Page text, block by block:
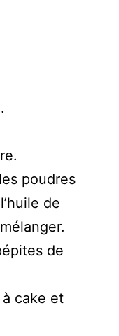
poudres
de
de
cake et